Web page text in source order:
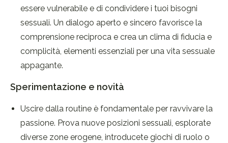
essere vulnerabile e di condividere i tuoi bisogni
sessuali. Un dialogo aperto e sincero favorisce la
comprensione reciproca e crea un clima di fiducia e
complicità, elementi essenziali per una vita sessuale
appagante.
Sperimentazione e novità
Uscire dalla routine è fondamentale per ravvivare la
passione. Prova nuove posizioni sessuali, esplorate
diverse zone erogene, introducete giochi di ruolo o